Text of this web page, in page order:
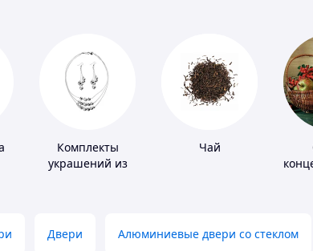
Комплекты
украшений из
Чай
Двери Алюминиевые двери со стеклом